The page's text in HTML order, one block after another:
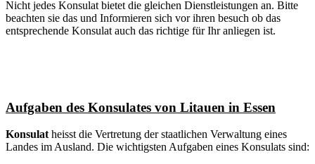
Nicht jedes Konsulat bietet die gleichen Dienstleistungen an. Bitte
beachten sie das und Informieren sich vor ihren besuch ob das
entsprechende Konsulat auch das richtige für Ihr anliegen ist.
Aufgaben des Konsulates von Litauen in Essen
Konsulatheisst die Vertretung der staatlichen Verwaltung eines
Landes im Ausland. Die wichtigsten Aufgaben eines Konsulats sind: